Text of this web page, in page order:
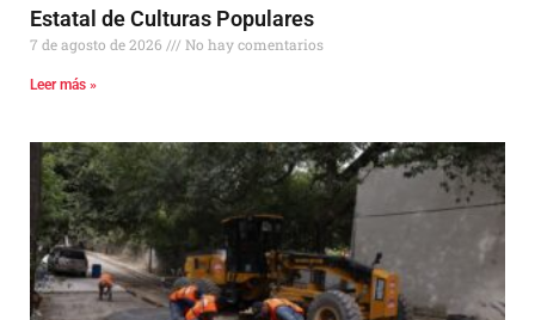
Estatal de Culturas Populares
7 de agosto de 2026 No hay comentarios
Leer más »